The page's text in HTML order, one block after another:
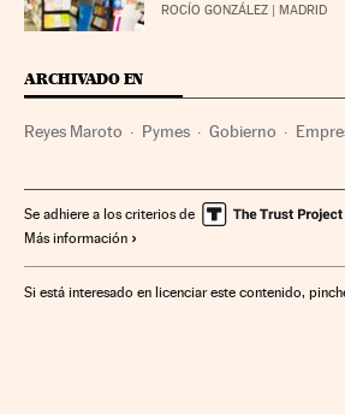
ROCÍO GONZÁLEZ | MADRID
ARCHIVADO EN
Reyes Maroto Pymes Gobierno
Administración pública Política
Se adhiere a los criterios de
Más información
Si está interesado en licenciar este contenido,